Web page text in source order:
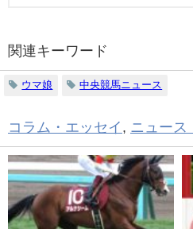
関連キーワード
ウマ娘 中央競馬ニュース
コラム・エッセイ , ニュース